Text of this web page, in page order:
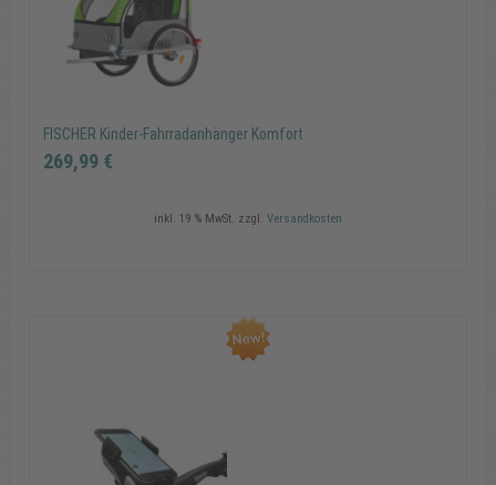
In den Warenkorb
FISCHER Kinder-Fahrradanhänger Komfort
269,99 €
FISCHER Kinder-Fahrradanhänger Komfort
inkl. 19 % MwSt. zzgl. Versandkosten